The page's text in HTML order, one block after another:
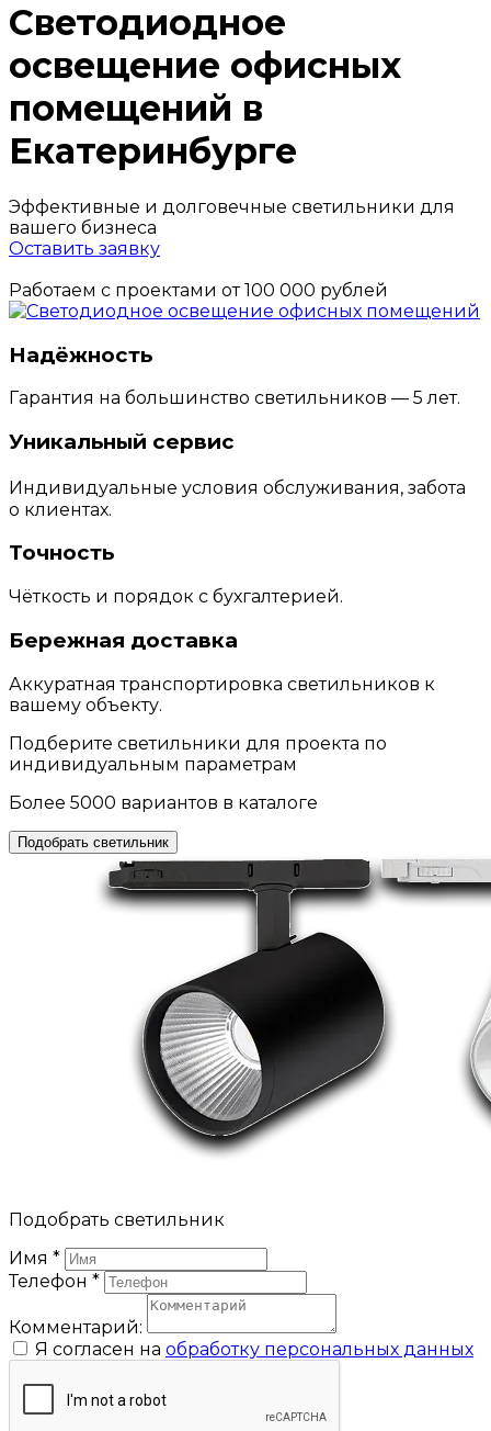
Светодиодное
освещение офисных
помещений в
Екатеринбурге
Эффективные и долговечные светильники для
вашего бизнеса
Оставить заявку
Работаем с проектами от 100 000 рублей
Надёжность
Гарантия на большинство светильников — 5 лет.
Уникальный сервис
Индивидуальные условия обслуживания, забота
о клиентах.
Точность
Чёткость и порядок с бухгалтерией.
Бережная доставка
Аккуратная транспортировка светильников к
вашему объекту.
Подберите светильники для проекта по
индивидуальным параметрам
Более 5000 вариантов в каталоге
Подобрать светильник
Подобрать светильник
Имя *
Телефон *
Комментарий:
Я согласен на обработку персональных данных